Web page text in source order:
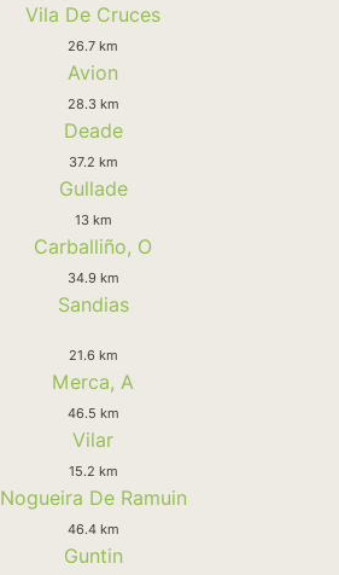
Vila De Cruces
26.7 km
Avion
28.3 km
Deade
37.2 km
Gullade
13 km
Carballiño, O
34.9 km
Sandias
21.6 km
Merca, A
46.5 km
Vilar
15.2 km
Nogueira De Ramuin
46.4 km
Guntin